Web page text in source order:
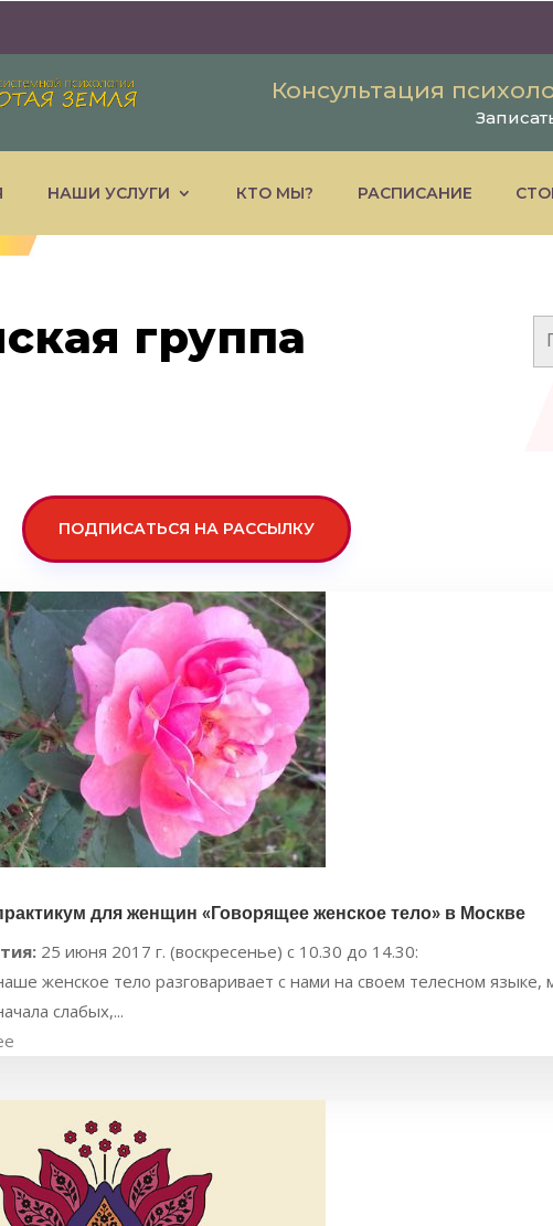
Консультация
НАШИ УСЛУГИ КТО МЫ? РАСПИСАНИЕ
группа
ПОДПИСАТЬСЯ НА РАССЫЛКУ
для женщин «Говорящее женское тело» в Москве
25 июня 2017 г. (воскресенье) с 10.30 до 14.30:
женское тело разговаривает с нами на своем телесном
слабых,...